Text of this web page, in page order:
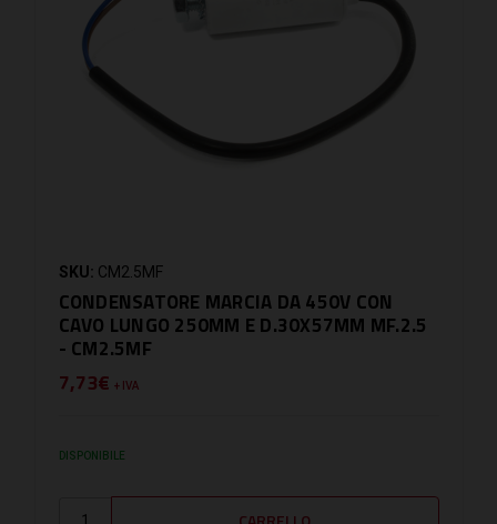
SKU: CM2.5MF
CONDENSATORE MARCIA DA 450V CON
CAVO LUNGO 250MM E D.30X57MM MF.2.5
- CM2.5MF
7,73€ + IVA
DISPONIBILE